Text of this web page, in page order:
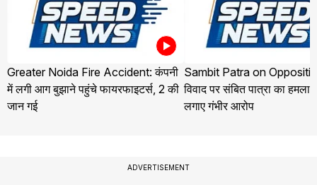
Greater Noida Fire Accident: कंपनी
में लगी आग बुझाने पहुंचे फायरफाइटर्स, 2 की
जान गई
Sambit Patra on
विवाद पर संबित पात्रा का हमला,
लगाए गंभीर आरोप
ADVERTISEMENT